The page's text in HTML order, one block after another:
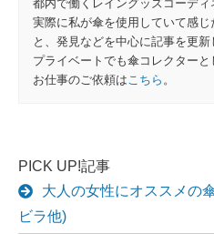
都内で働くレイングッズコーディ
実際に私が傘を使用していて感
と、発見などを中心に記事を更新
プライベートでも傘コレクターと
お仕事のご依頼は こちら 。
PICK UP!記事
大人の女性にオススメの
ビラ他)